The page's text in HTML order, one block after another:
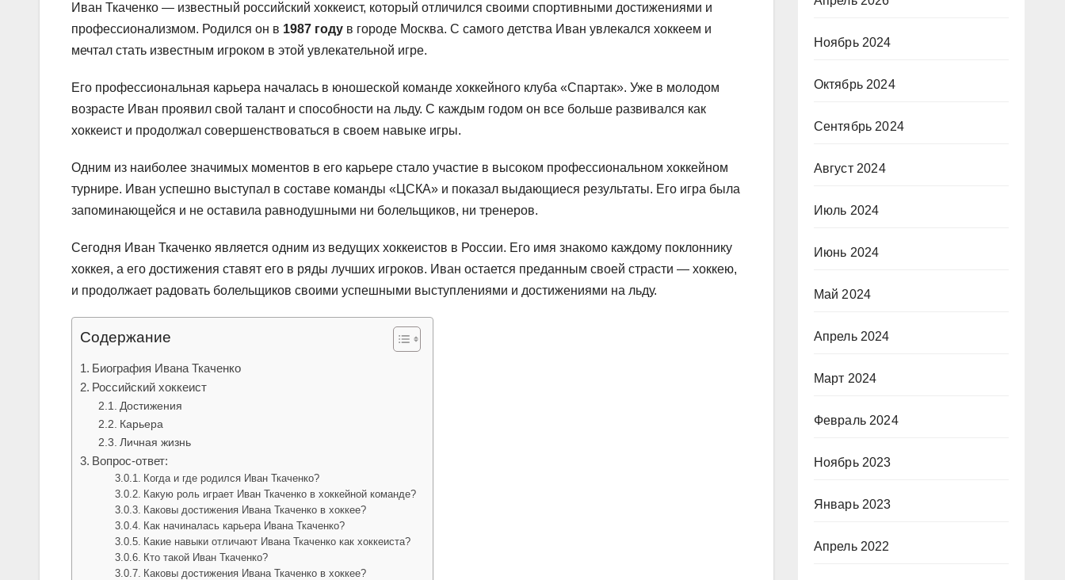
Иван Ткаченко — известный российский хоккеист, который отличился своими спортивными достижениями и
профессионализмом. Родился он в 1987 году в городе Москва. С самого детства Иван увлекался хоккеем и
мечтал стать известным игроком в этой увлекательной игре.
Его профессиональная карьера началась в юношеской команде хоккейного клуба «Спартак». Уже в молодом
возрасте Иван проявил свой талант и способности на льду. С каждым годом он все больше развивался как
хоккеист и продолжал совершенствоваться в своем навыке игры.
Одним из наиболее значимых моментов в его карьере стало участие в высоком профессиональном хоккейном
турнире. Иван успешно выступал в составе команды «ЦСКА» и показал выдающиеся результаты. Его игра была
запоминающейся и не оставила равнодушными ни болельщиков, ни тренеров.
Сегодня Иван Ткаченко является одним из ведущих хоккеистов в России. Его имя знакомо каждому поклоннику
хоккея, а его достижения ставят его в ряды лучших игроков. Иван остается преданным своей страсти — хоккею,
и продолжает радовать болельщиков своими успешными выступлениями и достижениями на льду.
Содержание
Биография Ивана Ткаченко
Российский хоккеист
Достижения
Карьера
Личная жизнь
Вопрос-ответ:
Когда и где родился Иван Ткаченко?
Какую роль играет Иван Ткаченко в хоккейной команде?
Каковы достижения Ивана Ткаченко в хоккее?
Как начиналась карьера Ивана Ткаченко?
Какие навыки отличают Ивана Ткаченко как хоккеиста?
Кто такой Иван Ткаченко?
Каковы достижения Ивана Ткаченко в хоккее?
Ноябрь 2024
Октябрь 2024
Сентябрь 2024
Август 2024
Июль 2024
Июнь 2024
Май 2024
Апрель 2024
Март 2024
Февраль 2024
Ноябрь 2023
Январь 2023
Апрель 2022